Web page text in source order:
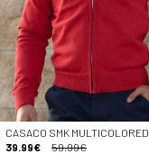
CASACO SMK MULTICOLORED
39.99€
59.99€